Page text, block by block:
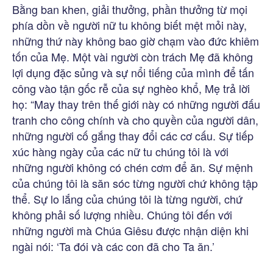
Bằng ban khen, giải thưởng, phần thưởng từ mọi
phía dồn về người nữ tu không biết mệt mỏi này,
những thứ này không bao giờ chạm vào đức khiêm
tốn của Mẹ. Một vài người còn trách Mẹ đã không
lợi dụng đặc sủng và sự nổi tiếng của mình để tấn
công vào tận gốc rễ của sự nghèo khổ, Mẹ trả lời
họ: “May thay trên thế giới này có những người đấu
tranh cho công chính và cho quyền của người dân,
những người cố gắng thay đổi các cơ cấu. Sự tiếp
xúc hàng ngày của các nữ tu chúng tôi là với
những người không có chén cơm để ăn. Sự mệnh
của chúng tôi là săn sóc từng người chứ không tập
thể. Sự lo lắng của chúng tôi là từng người, chứ
không phải số lượng nhiều. Chúng tôi đến với
những người mà Chúa Giêsu được nhận diện khi
ngài nói: ‘Ta đói và các con đã cho Ta ăn.’